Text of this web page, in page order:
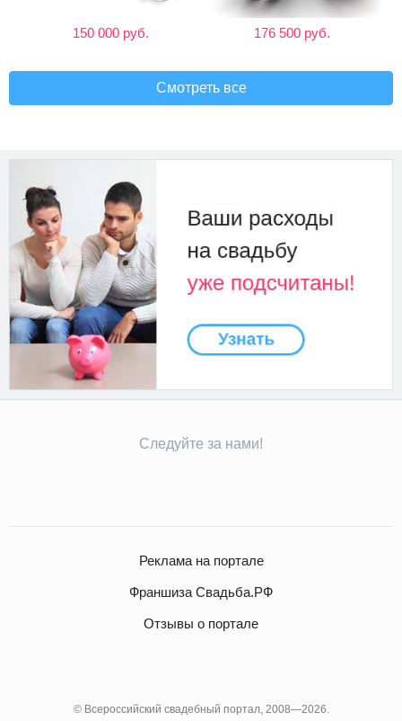
150 000 руб. 176 500 руб.
Смотреть все
Следуйте за нами!
Реклама на портале
Франшиза Свадьба.РФ
Отзывы о портале
© Всероссийский свадебный портал, 2008—2026.